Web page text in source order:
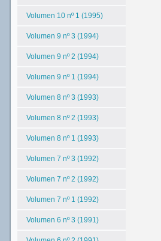
Volumen 10 nº 1 (1995)
Volumen 9 nº 3 (1994)
Volumen 9 nº 2 (1994)
Volumen 9 nº 1 (1994)
Volumen 8 nº 3 (1993)
Volumen 8 nº 2 (1993)
Volumen 8 nº 1 (1993)
Volumen 7 nº 3 (1992)
Volumen 7 nº 2 (1992)
Volumen 7 nº 1 (1992)
Volumen 6 nº 3 (1991)